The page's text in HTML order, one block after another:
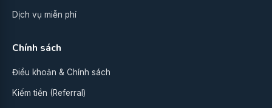
Dịch vụ miễn phí
Chính sách
Điều khoản & Chính sách
Kiếm tiền (Referral)